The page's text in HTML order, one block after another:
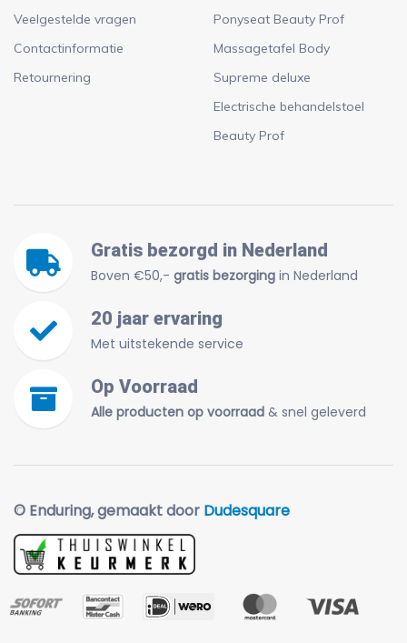
Veelgestelde vragen
Contactinformatie
Retournering
Ponyseat Beauty Prof
Massagetafel Body
Supreme deluxe
Electrische behandelstoel
Beauty Prof
Gratis bezorgd in Nederland
Boven €50,- gratis bezorging in Nederland
20 jaar ervaring
Met uitstekende service
Op Voorraad
Alle producten op voorraad & snel geleverd
© Enduring, gemaakt door Dudesquare